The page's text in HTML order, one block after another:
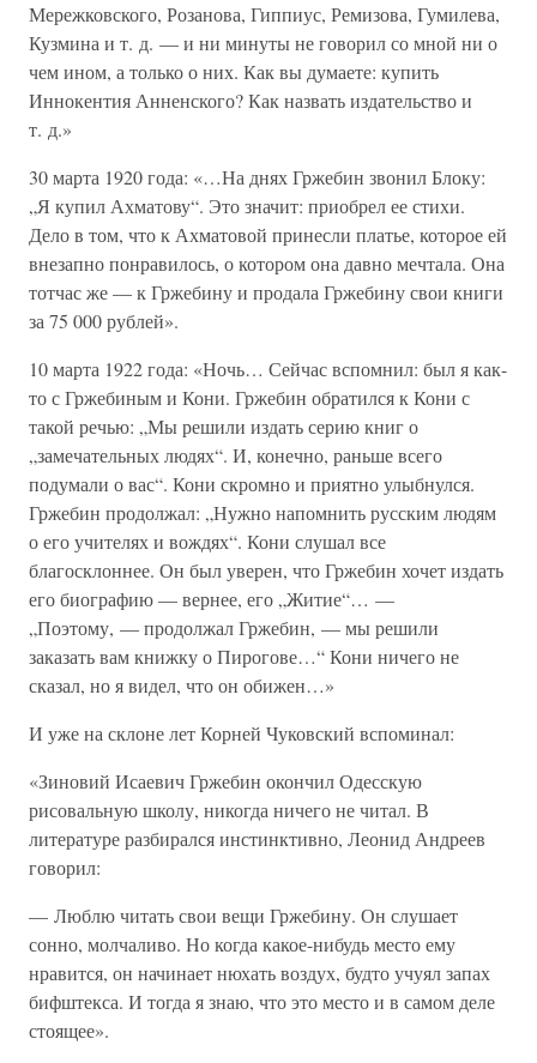
Мережковского, Розанова, Гиппиус, Ремизова, Гумилева,
Кузмина и т. д. — и ни минуты не говорил со мной ни о
чем ином, а только о них. Как вы думаете: купить
Иннокентия Анненского? Как назвать издательство и
т. д.»
30 марта 1920 года: «…На днях Гржебин звонил Блоку:
„Я купил Ахматову“. Это значит: приобрел ее стихи.
Дело в том, что к Ахматовой принесли платье, которое ей
внезапно понравилось, о котором она давно мечтала. Она
тотчас же — к Гржебину и продала Гржебину свои книги
за 75 000 рублей».
10 марта 1922 года: «Ночь… Сейчас вспомнил: был я как-
то с Гржебиным и Кони. Гржебин обратился к Кони с
такой речью: „Мы решили издать серию книг о
„замечательных людях“. И, конечно, раньше всего
подумали о вас“. Кони скромно и приятно улыбнулся.
Гржебин продолжал: „Нужно напомнить русским людям
о его учителях и вождях“. Кони слушал все
благосклоннее. Он был уверен, что Гржебин хочет издать
его биографию — вернее, его „Житие“… —
„Поэтому, — продолжал Гржебин, — мы решили
заказать вам книжку о Пирогове…“ Кони ничего не
сказал, но я видел, что он обижен…»
И уже на склоне лет Корней Чуковский вспоминал:
«Зиновий Исаевич Гржебин окончил Одесскую
рисовальную школу, никогда ничего не читал. В
литературе разбирался инстинктивно, Леонид Андреев
говорил:
— Люблю читать свои вещи Гржебину. Он слушает
сонно, молчаливо. Но когда какое-нибудь место ему
нравится, он начинает нюхать воздух, будто учуял запах
бифштекса. И тогда я знаю, что это место и в самом деле
стоящее».